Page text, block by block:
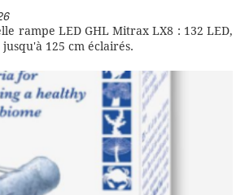
rampe LED GHL Mitrax LX8 : 132 LED,
125 cm éclairés.